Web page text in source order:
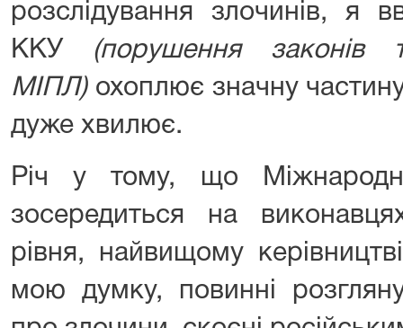
розслідування злочинів, я
ККУ (порушення
МІПЛ)охоплює значну
дуже хвилює.
Річ у тому, що
зосередиться на
рівня, найвищому
мою думку, повинні